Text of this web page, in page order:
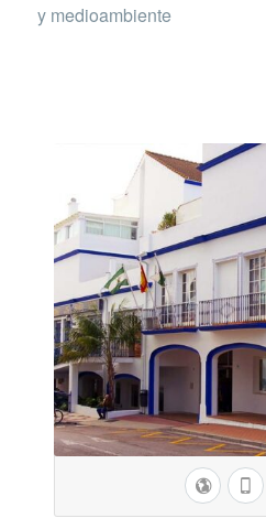
y medioambiente